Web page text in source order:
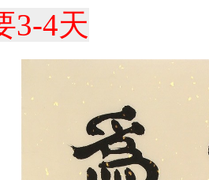
3-4天